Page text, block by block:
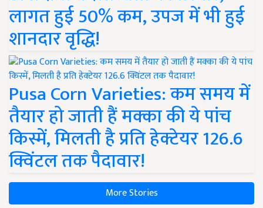
लागत हुई 50% कम, उपज में भी हुई
शानदार वृद्धि!
Pusa Corn Varieties: कम समय में
तैयार हो जाती हैं मक्का की ये पांच
किस्में, मिलती है प्रति हेक्टेयर 126.6
क्विंटल तक पैदावार!
More Stories